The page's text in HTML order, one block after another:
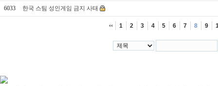
6033 한국 스팀 성인게임 금지 사태
1 2 3 4 5 6 7 8 9